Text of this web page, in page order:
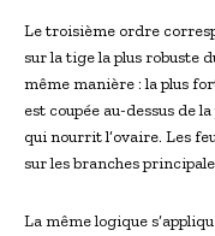
Le troisième ordre
sur la tige la plus robuste
même manière : la plus
est coupée au-dessus de
qui nourrit l’ovaire. Les
sur les branches
La même logique